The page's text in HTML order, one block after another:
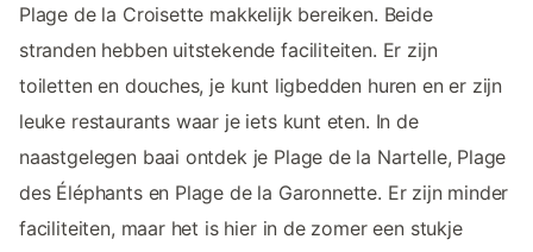
Plage de la Croisette makkelijk bereiken. Beide
stranden hebben uitstekende faciliteiten. Er zijn
toiletten en douches, je kunt ligbedden huren en er zijn
leuke restaurants waar je iets kunt eten. In de
naastgelegen baai ontdek je Plage de la Nartelle, Plage
des Éléphants en Plage de la Garonnette. Er zijn minder
faciliteiten, maar het is hier in de zomer een stukje